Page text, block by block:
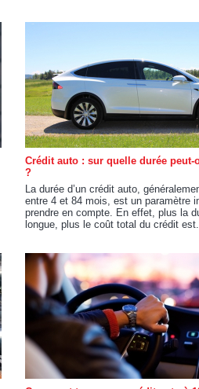
Crédit auto : sur quelle durée peut-
?
La durée d’un crédit auto,
entre 4 et 84 mois, est un paramètre
prendre en compte. En effet, plus la
longue, plus le coût total du crédit